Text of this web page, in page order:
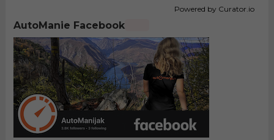
Powered by Curator.io
AutoManie Facebook